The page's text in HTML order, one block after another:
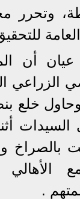
وتحرر
أن
الزراعي
وحاول خلع
بالصراخ
.